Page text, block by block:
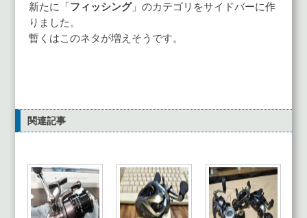
新たに「 フィッシング」のカテゴリをサイドバーに作
りました。
暫くはこのネタが増えそうです。
関連記事